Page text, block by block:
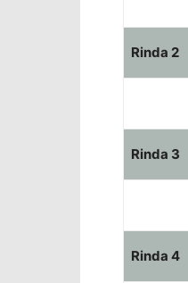
Rinda 2
Rinda 3
Rinda 4